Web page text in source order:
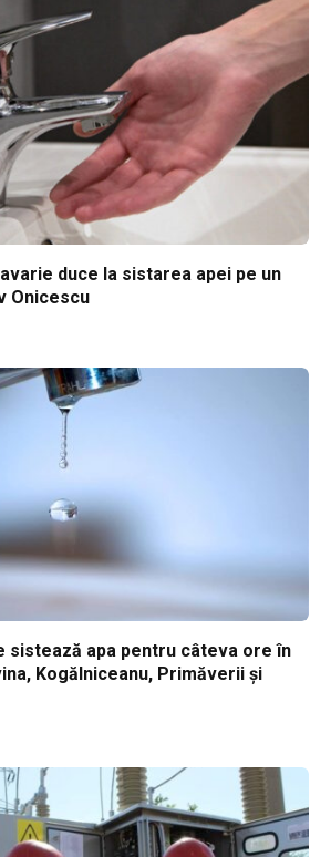
duce la sistarea apei pe un
Onicescu
sistează apa pentru câteva ore în
Kogălniceanu, Primăverii și